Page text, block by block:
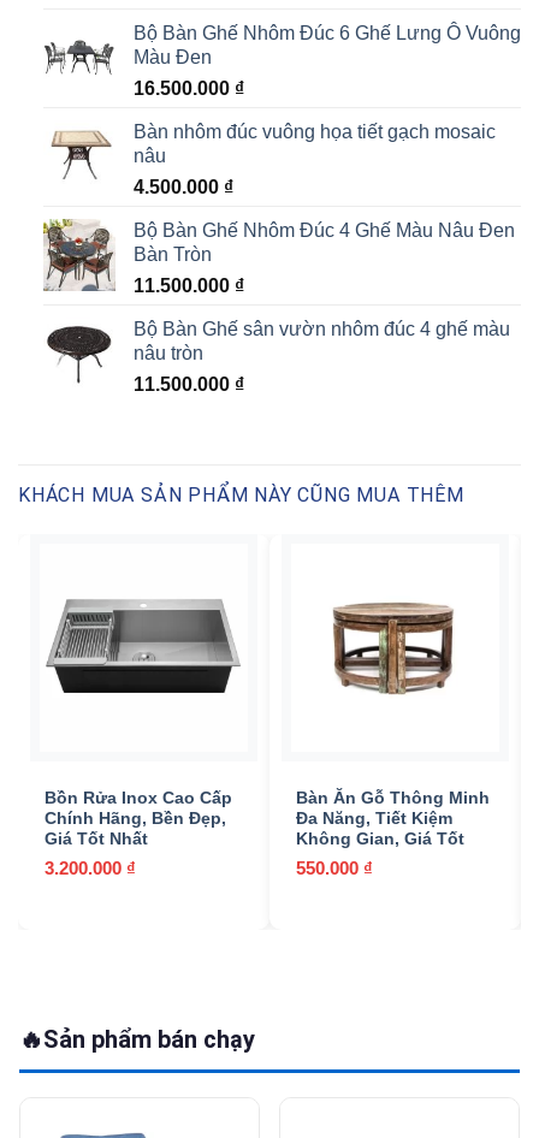
Bộ Bàn Ghế Nhôm Đúc 6 Ghế Lưng Ô Vuông
Màu Đen
16.500.000 ₫
Bàn nhôm đúc vuông họa tiết gạch mosaic
nâu
4.500.000 ₫
Bộ Bàn Ghế Nhôm Đúc 4 Ghế Màu Nâu Đen
Bàn Tròn
11.500.000 ₫
Bộ Bàn Ghế sân vườn nhôm đúc 4 ghế màu
nâu tròn
11.500.000 ₫
KHÁCH MUA SẢN PHẨM NÀY CŨNG MUA THÊM
Bồn Rửa Inox Cao Cấp
Chính Hãng, Bền Đẹp,
Giá Tốt Nhất
3.200.000 ₫
Bàn Ăn Gỗ Thông Minh
Đa Năng, Tiết Kiệm
Không Gian, Giá Tốt
550.000 ₫
🔥Sản phẩm bán chạy